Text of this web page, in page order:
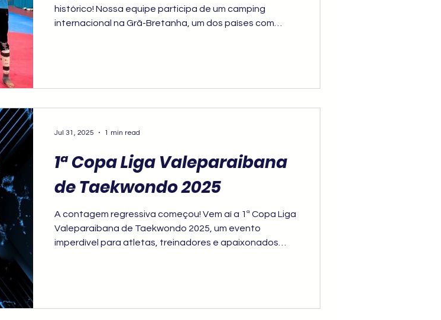
histórico! Nossa equipe participa de um camping
internacional na Grã-Bretanha, um dos países com
1ª Copa Liga Valeparaibana
de Taekwondo 2025
A contagem regressiva começou! Vem aí a 1ª Copa Liga
Valeparaibana de Taekwondo 2025, um evento
imperdível para atletas, treinadores e apaixonados
Jul 31, 2025 1 min read